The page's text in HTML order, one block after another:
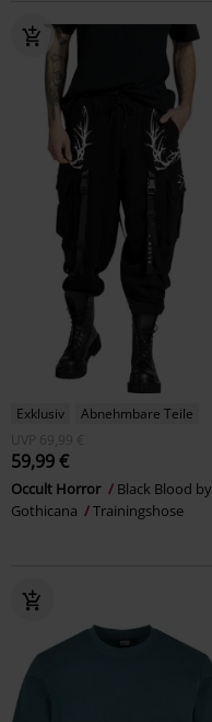
Exklusiv
Abnehmbare Teile
UVP
69,99 €
59,99 €
Occult Horror
Black Blood by
Gothicana
Trainingshose